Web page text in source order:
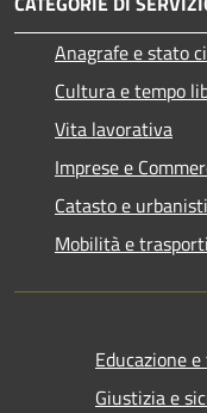
Anagrafe e stato
Cultura e tempo
Vita lavorativa
Imprese e
Catasto e
Mobilità e trasporti
Educazione
Giustizia e